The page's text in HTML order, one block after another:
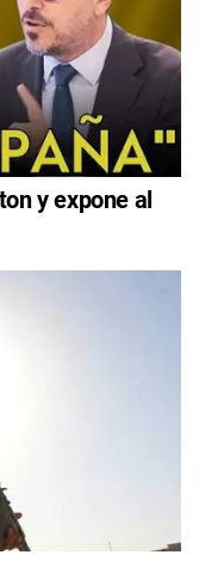
y expone al